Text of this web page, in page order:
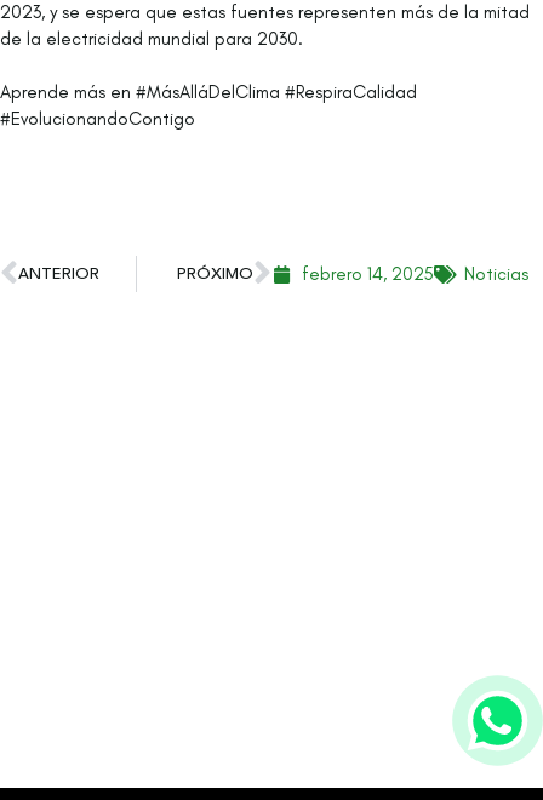
2023, y se espera que estas fuentes representen más de la mitad
de la electricidad mundial para 2030.
Aprende más en #MásAlláDelClima #RespiraCalidad
#EvolucionandoContigo
ANTERIOR PRÓXIMO febrero 14, 2025 Noticias